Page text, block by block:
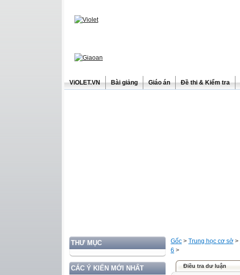
ViOLET.VN Bài giảng Giáo án Đề thi & Kiểm tra
THƯ MỤC
CÁC Ý KIẾN MỚI NHẤT
Gốc > Trung học cơ sở >
6 >
Điều tra dư luận